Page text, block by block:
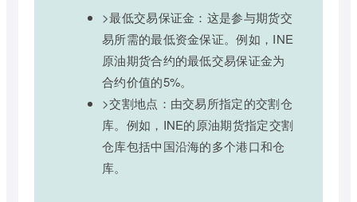
>最低交易保证金：这是参与期货交
易所需的最低资金保证。例如，INE
原油期货合约的最低交易保证金为
合约价值的5%。
>交割地点：由交易所指定的交割仓
库。例如，INE的原油期货指定交割
仓库包括中国沿海的多个港口和仓
库。